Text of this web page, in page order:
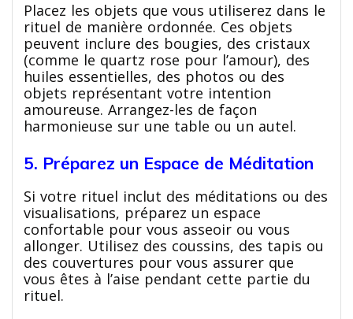
Placez les objets que vous utiliserez dans le
rituel de manière ordonnée. Ces objets
peuvent inclure des bougies, des cristaux
(comme le quartz rose pour l’amour), des
huiles essentielles, des photos ou des
objets représentant votre intention
amoureuse. Arrangez-les de façon
harmonieuse sur une table ou un autel.
5. Préparez un Espace de Méditation
Si votre rituel inclut des méditations ou des
visualisations, préparez un espace
confortable pour vous asseoir ou vous
allonger. Utilisez des coussins, des tapis ou
des couvertures pour vous assurer que
vous êtes à l’aise pendant cette partie du
rituel.